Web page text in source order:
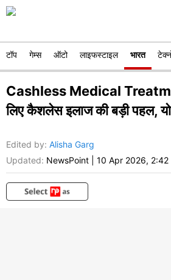
टॉप गेम्स ऑटो लाइफस्टाइल भारत
Cashless Medical
लिए कैशलेस इलाज की बड़ी पहल,
Edited by: Alisha Garg
Updated: NewsPoint 10 Apr 2026, 2:42